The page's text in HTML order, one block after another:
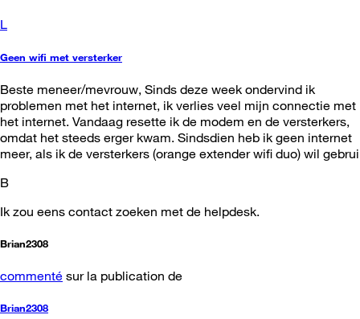
L
Geen wifi met versterker
Beste meneer/mevrouw, Sinds deze week ondervind ik
problemen met het internet, ik verlies veel mijn connectie met
het internet. Vandaag resette ik de modem en de versterkers,
omdat het steeds erger kwam. Sindsdien heb ik geen internet
meer, als ik de versterkers (orange extender wifi duo) wil gebrui
B
Ik zou eens contact zoeken met de helpdesk.
Brian2308
commenté sur la publication de
Brian2308